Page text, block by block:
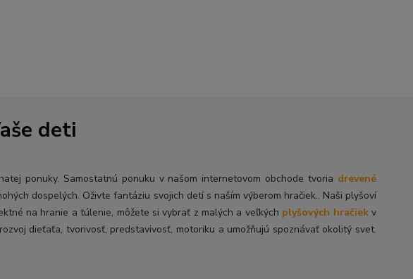
deti
ponuky. Samostatnú ponuku v našom internetovom obchode tvoria drevené
dospelých. Oživte fantáziu svojich detí s naším výberom hračiek.. Naši plyšoví
na hranie a túlenie, môžete si vybrať z malých a veľkých plyšových hračiekv
dieťaťa, tvorivosť, predstavivosť, motoriku a umožňujú spoznávať okolitý svet.